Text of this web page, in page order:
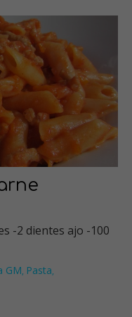
-2 dientes ajo -100
GM, Pasta,